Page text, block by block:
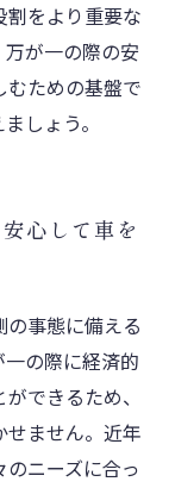
割をより重要な
が一の際の安
ための基盤で
しょう。
心して車を
事態に備える
の際に経済的
できるため、
ません。近年
ニーズに合っ